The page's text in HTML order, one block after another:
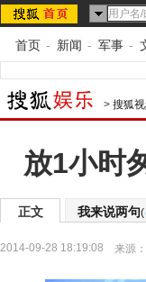
首页 - 新闻 - 军事 -
> 搜狐
放1小时
正文 我来说两句(
2014-09-28 18:19:08 来源：